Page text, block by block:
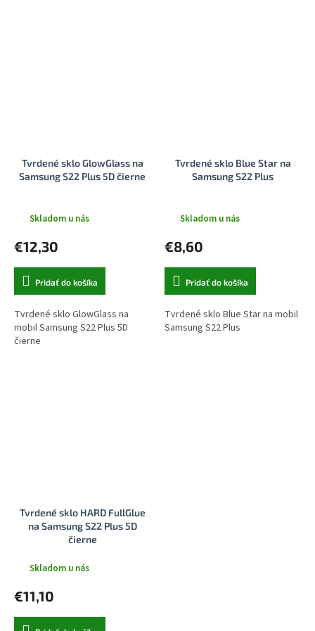
Tvrdené sklo GlowGlass na
Samsung S22 Plus 5D čierne
Skladom u nás
€12,30
Pridať do košíka
Tvrdené sklo GlowGlass na
mobil Samsung S22 Plus 5D
čierne
Tvrdené sklo Blue Star na
Samsung S22 Plus
Skladom u nás
€8,60
Pridať do košíka
Tvrdené sklo Blue Star na mobil
Samsung S22 Plus
Tvrdené sklo HARD FullGlue
na Samsung S22 Plus 5D
čierne
Skladom u nás
€11,10